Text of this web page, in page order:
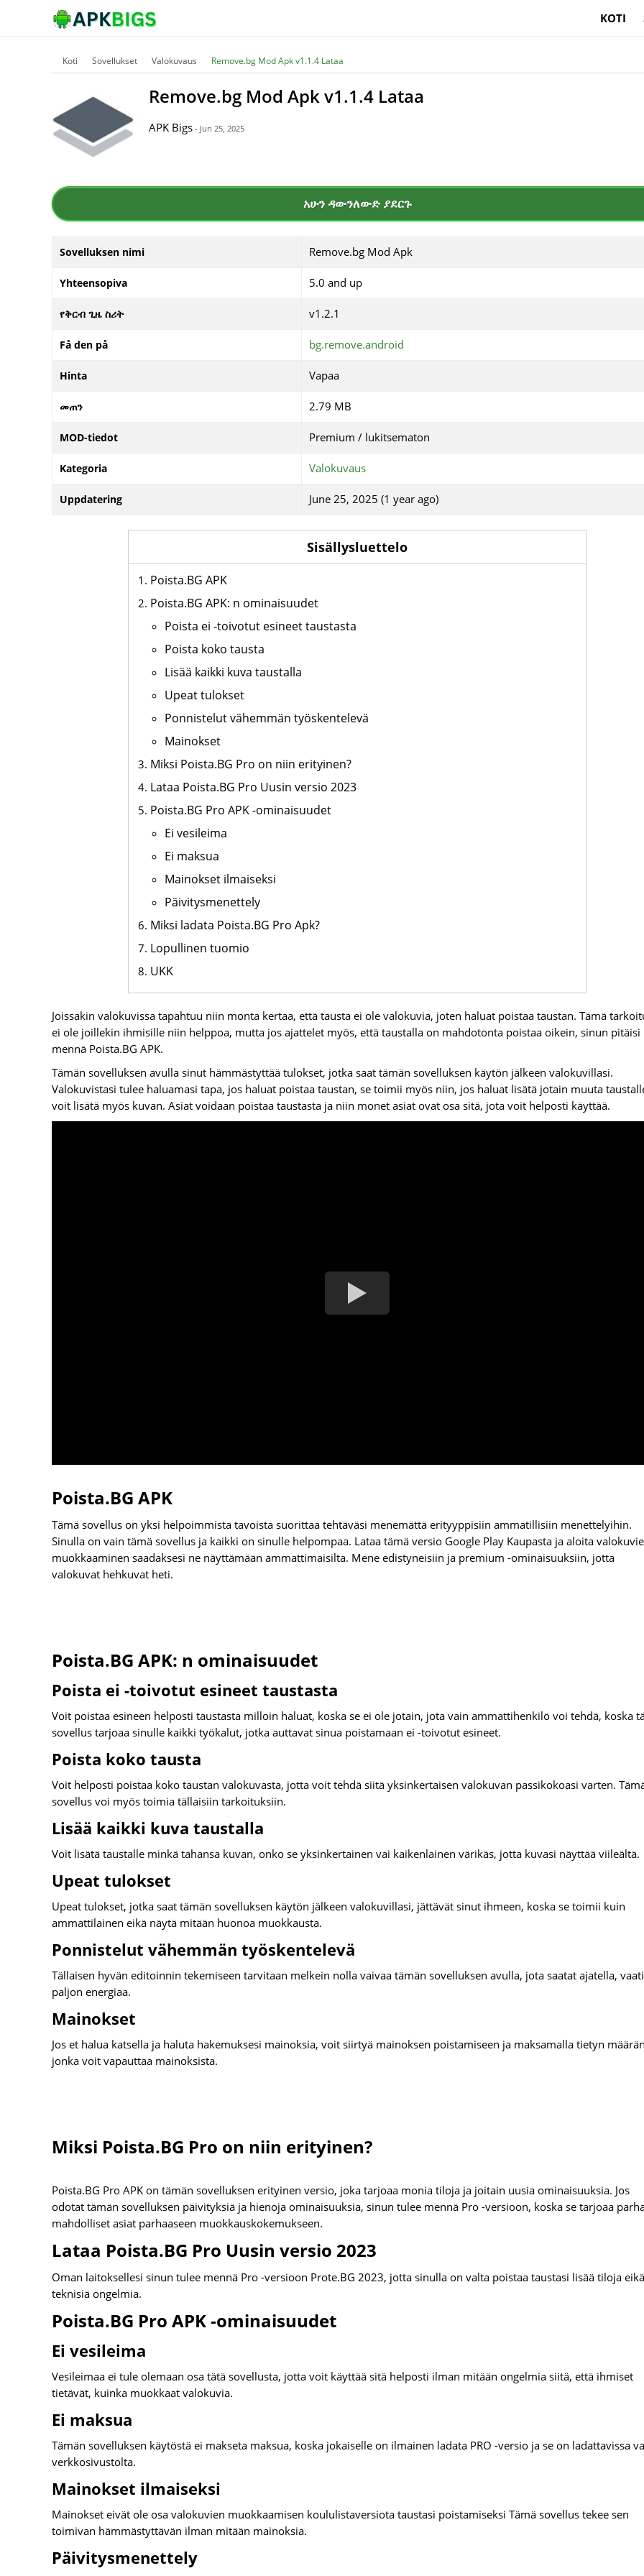
KOTI
Koti Sovellukset Valokuvaus Remove.bg Mod Apk v1.1.4 Lataa
Remove.bg Mod Apk v1.1.4 Lataa
APK Bigs - Jun 25, 2025
አሁን ዳውንለውድ ያደርጉ
Sovelluksen nimi Remove.bg Mod Apk
Yhteensopiva 5.0 and up
የቅርብ ጊዜ ስሪት v1.2.1
Få den på bg.remove.android
Hinta Vapaa
መጠን 2.79 MB
MOD-tiedot Premium / lukitsematon
Kategoria Valokuvaus
Uppdatering June 25, 2025 (1 year ago)
Sisällysluettelo
Poista.BG APK
Poista.BG APK: n ominaisuudet
Poista ei -toivotut esineet taustasta
Poista koko tausta
Lisää kaikki kuva taustalla
Upeat tulokset
Ponnistelut vähemmän työskentelevä
Mainokset
Miksi Poista.BG Pro on niin erityinen?
Lataa Poista.BG Pro Uusin versio 2023
Poista.BG Pro APK -ominaisuudet
Ei vesileima
Ei maksua
Mainokset ilmaiseksi
Päivitysmenettely
Miksi ladata Poista.BG Pro Apk?
Lopullinen tuomio
UKK
Joissakin valokuvissa tapahtuu niin monta kertaa, että tausta ei ole valokuvia, joten haluat poistaa taustan. Tämä
ei ole joillekin ihmisille niin helppoa, mutta jos ajattelet myös, että taustalla on mahdotonta poistaa oikein, sinun pitäisi
mennä Poista.BG APK.
Tämän sovelluksen avulla sinut hämmästyttää tulokset, jotka saat tämän sovelluksen käytön jälkeen valokuvillasi.
Valokuvistasi tulee haluamasi tapa, jos haluat poistaa taustan, se toimii myös niin, jos haluat lisätä jotain muuta
voit lisätä myös kuvan. Asiat voidaan poistaa taustasta ja niin monet asiat ovat osa sitä, jota voit helposti käyttää.
Poista.BG APK
Tämä sovellus on yksi helpoimmista tavoista suorittaa tehtäväsi menemättä erityyppisiin ammatillisiin menettelyihin.
Sinulla on vain tämä sovellus ja kaikki on sinulle helpompaa. Lataa tämä versio Google Play Kaupasta ja aloita
muokkaaminen saadaksesi ne näyttämään ammattimaisilta. Mene edistyneisiin ja premium -ominaisuuksiin, jotta
valokuvat hehkuvat heti.
Poista.BG APK: n ominaisuudet
Poista ei -toivotut esineet taustasta
Voit poistaa esineen helposti taustasta milloin haluat, koska se ei ole jotain, jota vain ammattihenkilö voi tehdä, koska
sovellus tarjoaa sinulle kaikki työkalut, jotka auttavat sinua poistamaan ei -toivotut esineet.
Poista koko tausta
Voit helposti poistaa koko taustan valokuvasta, jotta voit tehdä siitä yksinkertaisen valokuvan passikokoasi varten.
sovellus voi myös toimia tällaisiin tarkoituksiin.
Lisää kaikki kuva taustalla
Voit lisätä taustalle minkä tahansa kuvan, onko se yksinkertainen vai kaikenlainen värikäs, jotta kuvasi näyttää viileältä.
Upeat tulokset
Upeat tulokset, jotka saat tämän sovelluksen käytön jälkeen valokuvillasi, jättävät sinut ihmeen, koska se toimii kuin
ammattilainen eikä näytä mitään huonoa muokkausta.
Ponnistelut vähemmän työskentelevä
Tällaisen hyvän editoinnin tekemiseen tarvitaan melkein nolla vaivaa tämän sovelluksen avulla, jota saatat ajatella,
paljon energiaa.
Mainokset
Jos et halua katsella ja haluta hakemuksesi mainoksia, voit siirtyä mainoksen poistamiseen ja maksamalla tietyn
jonka voit vapauttaa mainoksista.
Miksi Poista.BG Pro on niin erityinen?
Poista.BG Pro APK on tämän sovelluksen erityinen versio, joka tarjoaa monia tiloja ja joitain uusia ominaisuuksia. Jos
odotat tämän sovelluksen päivityksiä ja hienoja ominaisuuksia, sinun tulee mennä Pro -versioon, koska se tarjoaa
mahdolliset asiat parhaaseen muokkauskokemukseen.
Lataa Poista.BG Pro Uusin versio 2023
Oman laitoksellesi sinun tulee mennä Pro -versioon Prote.BG 2023, jotta sinulla on valta poistaa taustasi lisää tiloja eikä
teknisiä ongelmia.
Poista.BG Pro APK -ominaisuudet
Ei vesileima
Vesileimaa ei tule olemaan osa tätä sovellusta, jotta voit käyttää sitä helposti ilman mitään ongelmia siitä, että ihmiset
tietävät, kuinka muokkaat valokuvia.
Ei maksua
Tämän sovelluksen käytöstä ei makseta maksua, koska jokaiselle on ilmainen ladata PRO -versio ja se on ladattavissa
verkkosivustolta.
Mainokset ilmaiseksi
Mainokset eivät ole osa valokuvien muokkaamisen koululistaversiota taustasi poistamiseksi Tämä sovellus tekee sen
toimivan hämmästyttävän ilman mitään mainoksia.
Päivitysmenettely